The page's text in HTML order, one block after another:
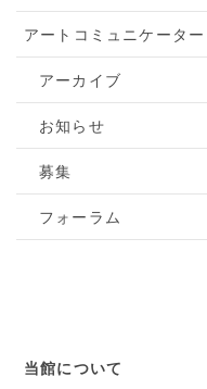
アートコミュニケーター
アーカイブ
お知らせ
募集
フォーラム
当館について